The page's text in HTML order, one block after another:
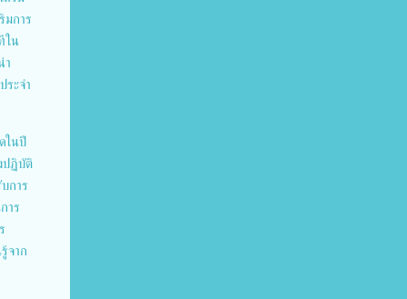
มการ
ใน
า
ระจำ
ในปี
ปฏิบัติ
การ
าร
จาก